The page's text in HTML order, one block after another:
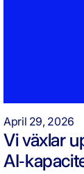
April 29, 2026
Vi växlar